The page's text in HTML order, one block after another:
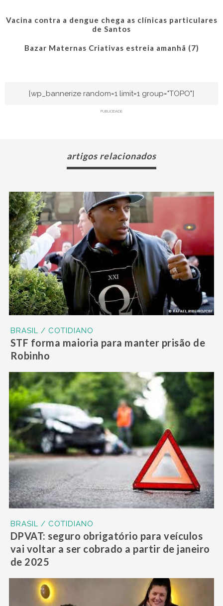
Vacina contra a dengue chega as clínicas particulares
de Santos
Bazar Maternas Criativas estreia amanhã (7)
[wp_bannerize random=1 limit=1 group="TOPO"]
PUBLICIDADE
artigos relacionados
BRASIL / COTIDIANO
STF forma maioria para manter prisão de
Robinho
BRASIL / COTIDIANO
DPVAT: seguro obrigatório para veículos
vai voltar a ser cobrado a partir de janeiro
de 2025